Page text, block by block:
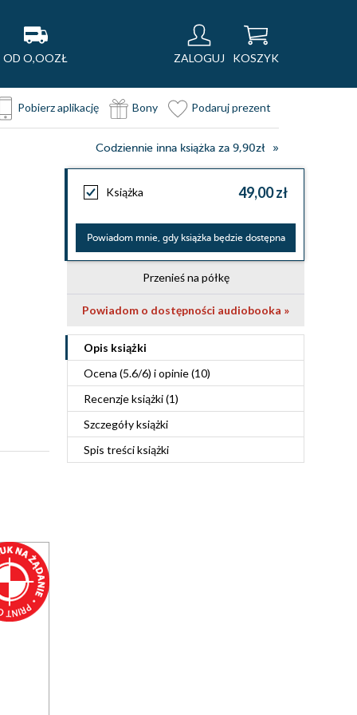
OD O,OOZŁ ZALOGUJ KOSZYK
Pobierz aplikację Bony Podaruj prezent
Codziennie inna książka za 9,90zł
Książka 49,00 zł
Powiadom mnie, gdy książka będzie dostępna
Przenieś na półkę
Powiadom o dostępności audiobooka »
Opis książki
Ocena (5.6/6) i opinie (10)
Recenzjeksiążki(1)
Szczegółyksiążki
Spis treściksiążki